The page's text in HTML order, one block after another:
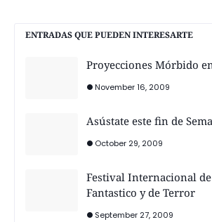
ENTRADAS QUE PUEDEN INTERESARTE
Proyecciones Mórbido
November 16, 2009
Asústate este fin de
October 29, 2009
Festival Internacional
Fantastico y de Terror
September 27, 2009